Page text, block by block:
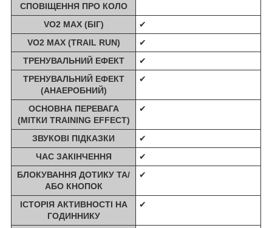
СПОВІЩЕННЯ ПРО КОЛО
VO2 MAX (БІГ)
✔
VO2 MAX (TRAIL RUN)
✔
ТРЕНУВАЛЬНИЙ ЕФЕКТ
✔
ТРЕНУВАЛЬНИЙ ЕФЕКТ
(АНАЕРОБНИЙ)
✔
ОСНОВНА ПЕРЕВАГА
(МІТКИ TRAINING EFFECT)
✔
ЗВУКОВІ ПІДКАЗКИ
✔
ЧАС ЗАКІНЧЕННЯ
✔
БЛОКУВАННЯ ДОТИКУ ТА/
АБО КНОПОК
✔
ІСТОРІЯ АКТИВНОСТІ НА
ГОДИННИКУ
✔